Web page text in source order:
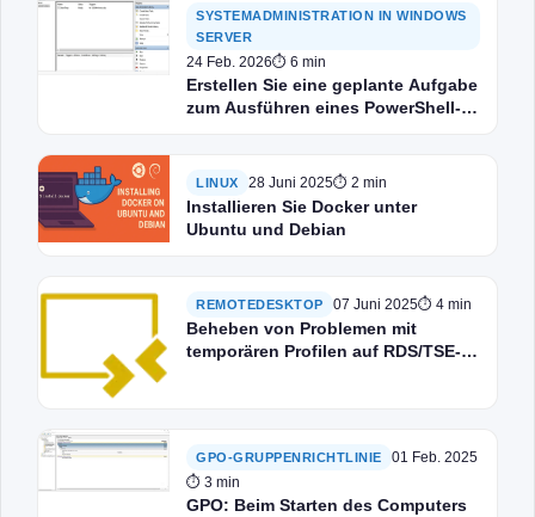
SYSTEMADMINISTRATION IN WINDOWS
SERVER
24 Feb. 2026⏱ 6 min
Erstellen Sie eine geplante Aufgabe
zum Ausführen eines PowerShell-
LINUX 28 Juni 2025⏱ 2 min
Installieren Sie Docker unter
Ubuntu und Debian
REMOTEDESKTOP 07 Juni 2025⏱ 4 min
Beheben von Problemen mit
temporären Profilen auf RDS/TSE-
GPO-GRUPPENRICHTLINIE
01 Feb. 2025
⏱ 3 min
GPO: Beim Starten des Computers